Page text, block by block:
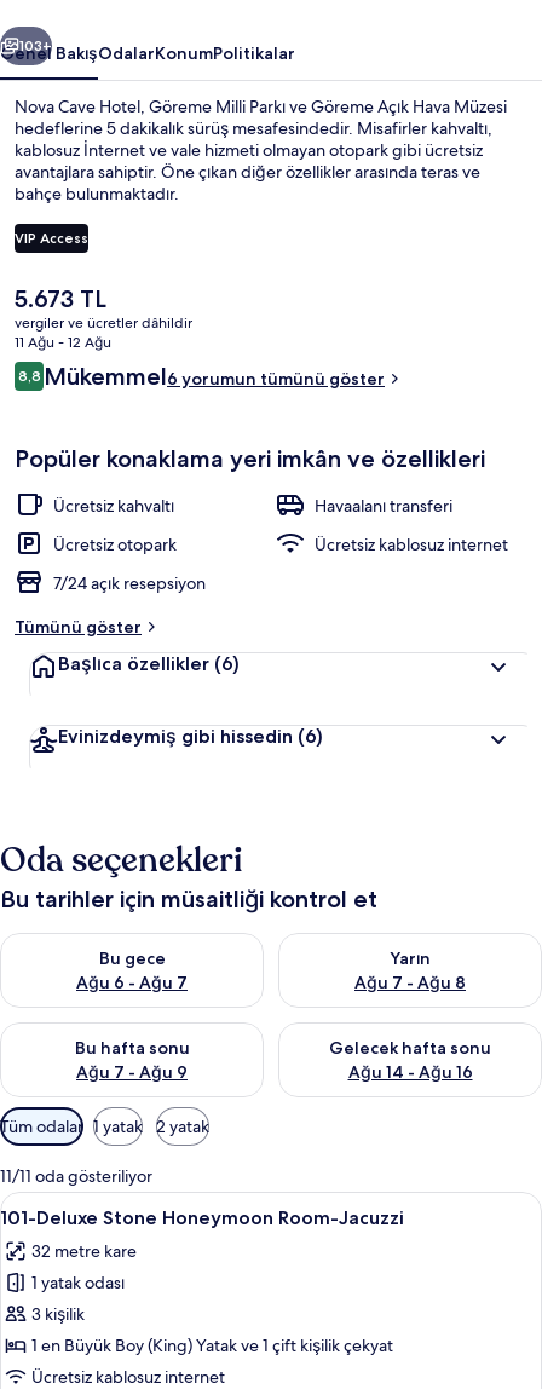
Sonraki
103+
Genel BakışOdalarKonumPolitikalar
Nova Cave Hotel, Göreme Milli Parkı ve Göreme Açık Hava Müzesi
hedeflerine 5 dakikalık sürüş mesafesindedir. Misafirler kahvaltı,
kablosuz İnternet ve vale hizmeti olmayan otopark gibi ücretsiz
avantajlara sahiptir. Öne çıkan diğer özellikler arasında teras ve
bahçe bulunmaktadır.
VIP Access
Şu
anki
fiyat
5.673 TL
5.673 TL
vergiler ve ücretler dâhildir
11 Ağu - 12 Ağu
Yorumlar
8,88,8/10
Mükemmel6 yorumun tümünü göster
Popüler konaklama yeri imkân ve özellikleri
Ücretsiz kahvaltı
Havaalanı transferi
Ücretsiz otopark
Ücretsiz kablosuz internet
7/24 açık resepsiyon
Tümünü göster
Başlıca özellikler (6)
Evinizdeymiş gibi hissedin (6)
Oda seçenekleri
Bu tarihler için müsaitliği kontrol et
Bu gece
Ağu 6 - Ağu 7
Bu gece için müsaitliği kontrol et Ağu 6 - Ağu 7
Yarın
Ağu 7 - Ağu 8
Yarın için müsaitliği kontrol
Bu hafta sonu
Ağu 7 - Ağu 9
Bu hafta sonu için müsaitliği kontrol et Ağu 7 - Ağu 9
Gelecek hafta sonu
Ağu 14 - Ağu 16
Önümüzdeki hafta sonu için
Odalar
için
mevcut
filtreler
Tüm odalar 1 yatak 2 yatak
11/11 oda gösteriliyor
101-
Deluxe
Stone
Honeymoon
Room-
Jacuzzi
için
101-Deluxe Stone Honeymoon
9
101-Deluxe Stone Honeymoon Room-Jacuzzi
32 metre kare
1 yatak odası
3 kişilik
1 en Büyük Boy (King) Yatak ve 1 çift kişilik çekyat
Ücretsiz kablosuz internet